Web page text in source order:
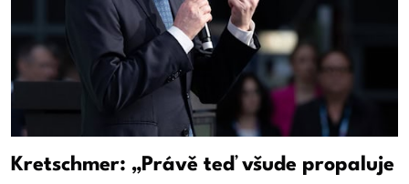
Kretschmer: „Právě teď všude propaluje